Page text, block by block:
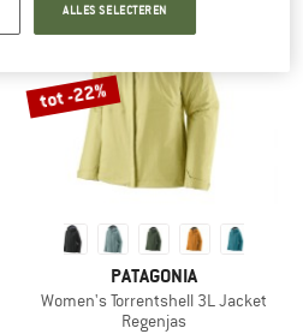
tot -22%
PATAGONIA
Women's Torrentshell 3L Jacket
Regenjas
ALLES SELECTEREN